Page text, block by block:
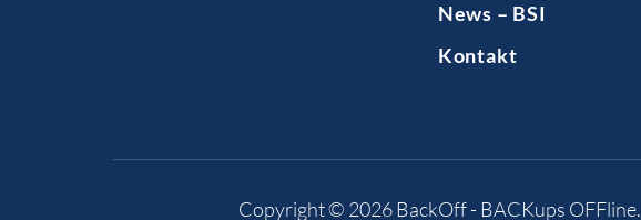
News – BSI
Kontakt
Copyright © 2026BackOff - BACKups OFFline.